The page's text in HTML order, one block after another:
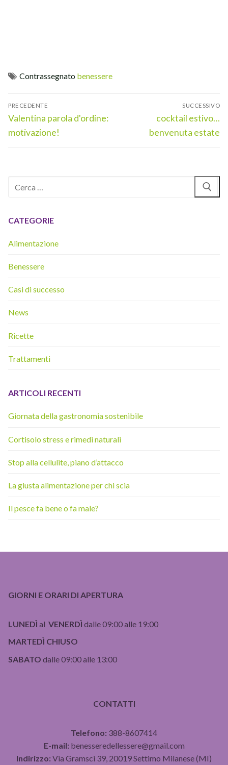
Contrassegnato benessere
Navigazione
articoli
PRECEDENTE
Articolo
precedente:
Valentina parola d'ordine:
motivazione!
SUCCESSIVO
Articolo
successivo:
cocktail estivo…
benvenuta estate
CATEGORIE
Alimentazione
Benessere
Casi di successo
News
Ricette
Trattamenti
ARTICOLI RECENTI
Giornata della gastronomia sostenibile
Cortisolo stress e rimedi naturali
Stop alla cellulite, piano d’attacco
La giusta alimentazione per chi scia
Il pesce fa bene o fa male?
GIORNI E ORARI DI APERTURA
LUNEDÌ al VENERDÌ dalle 09:00 alle 19:00
MARTEDÌ CHIUSO
SABATO dalle 09:00 alle 13:00
CONTATTI
Telefono: 388-8607414
E-mail: benesseredellessere@gmail.com
Indirizzo: Via Gramsci 39, 20019 Settimo Milanese (MI)